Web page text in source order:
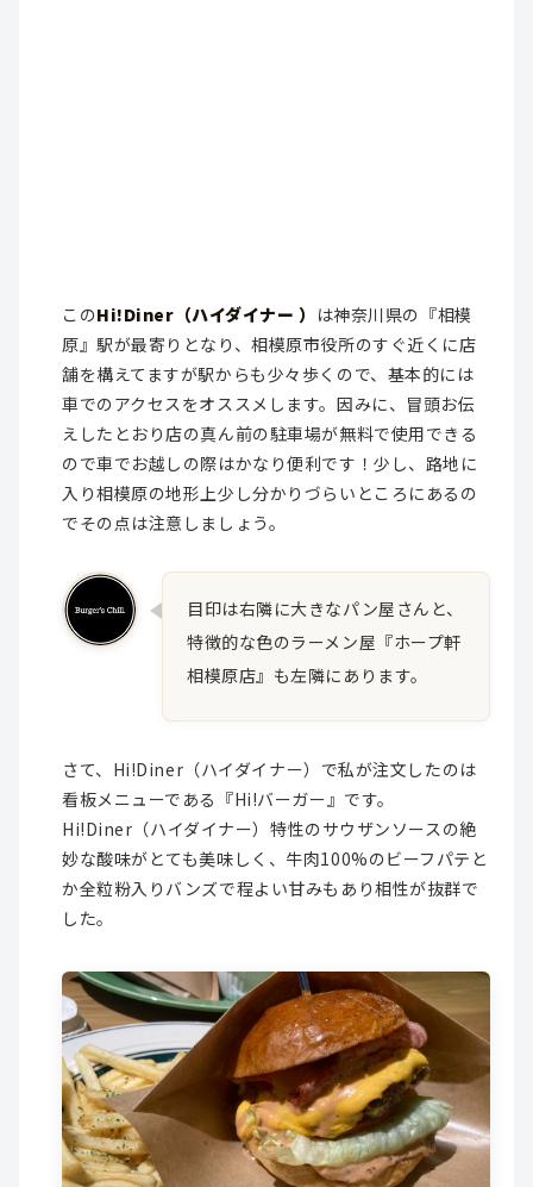
このHi!Diner（ハイダイナー ） は神奈川県の『相模
原』駅が最寄りとなり、相模原市役所のすぐ近くに店
舗を構えてますが駅からも少々歩くので、基本的には
車でのアクセスをオススメします。因みに、冒頭お伝
えしたとおり店の真ん前の駐車場が無料で使用できる
ので車でお越しの際はかなり便利です！少し、路地に
入り相模原の地形上少し分かりづらいところにあるの
でその点は注意しましょう。
目印は右隣に大きなパン屋さんと、
特徴的な色のラーメン屋『ホープ軒
相模原店』も左隣にあります。
さて、Hi!Diner（ハイダイナー）で私が注文したのは
看板メニューである『Hi!バーガー』です。
Hi!Diner（ハイダイナー）特性のサウザンソースの絶
妙な酸味がとても美味しく、牛肉100%のビーフパテと
か全粒粉入りバンズで程よい甘みもあり相性が抜群で
した。